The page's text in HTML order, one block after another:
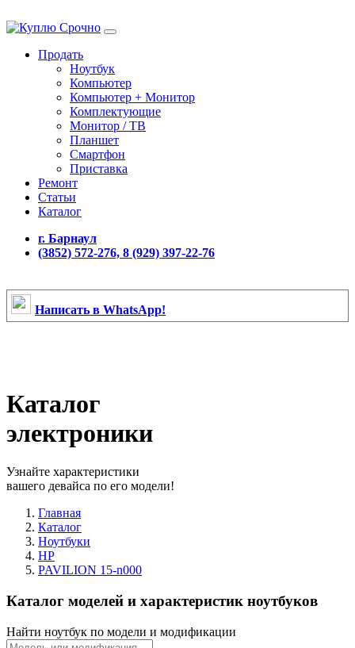
Продать
Ноутбук
Компьютер
Компьютер + Монитор
Комплектующие
Монитор / ТВ
Планшет
Смартфон
Приставка
Ремонт
Статьи
Каталог
г. Барнаул
(3852) 572-276, 8 (929) 397-22-76
Написать в WhatsApp!
Каталог
электроники
Узнайте характеристики
вашего девайса по его модели!
Главная
Каталог
Ноутбуки
HP
PAVILION 15-n000
Каталог моделей и характеристик ноутбуков
Найти ноутбук по модели и модификации